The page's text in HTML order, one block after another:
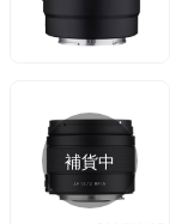
補貨中